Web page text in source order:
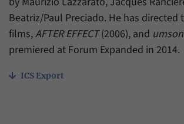
Beatriz/Paul Preciado. He has directed
films,AFTER EFFECT(2006), and
premiered at Forum Expanded in 2014.
ICS Export